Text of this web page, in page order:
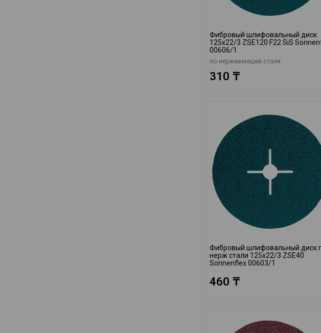
Фибровый шлифовальный диск
125x22/3 ZSE120 F22 SiS
00606/1
по нержавеющей стали
310 ₸
Фибровый шлифовальный диск
нерж стали 125x22/3 ZSE40
Sonnenflex 00603/1
460 ₸